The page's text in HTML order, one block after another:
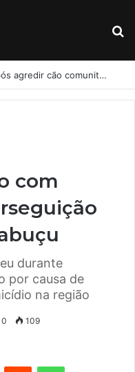
Homem é preso em flagrante após agredir cão comunitário em condomínio de Maceió
com
durante
por causa de
na região
0 109
Reddit WhatsApp